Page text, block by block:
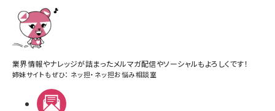
業界情報やナレッジが詰まったメルマガ配信やソーシャルもよろしくです！
姉妹サイトもぜひ： ネッ担・ ネッ担お悩み相談室